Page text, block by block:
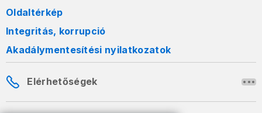
Oldaltérkép
Integritás, korrupció
Akadálymentesítési nyilatkozatok
Elérhetőségek